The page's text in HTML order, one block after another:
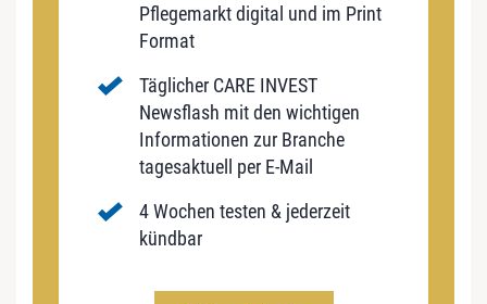
Pflegemarkt digital und im Print
Format
Täglicher CARE INVEST
Newsflash mit den wichtigen
Informationen zur Branche
tagesaktuell per E-Mail
4 Wochen testen & jederzeit
kündbar